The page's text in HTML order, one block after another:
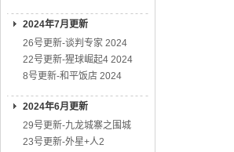
2024年7月更新
26号更新-谈判专家 2024
22号更新-猩球崛起4 2024
8号更新-和平饭店 2024
2024年6月更新
29号更新-九龙城寨之围城
23号更新-外星+人2